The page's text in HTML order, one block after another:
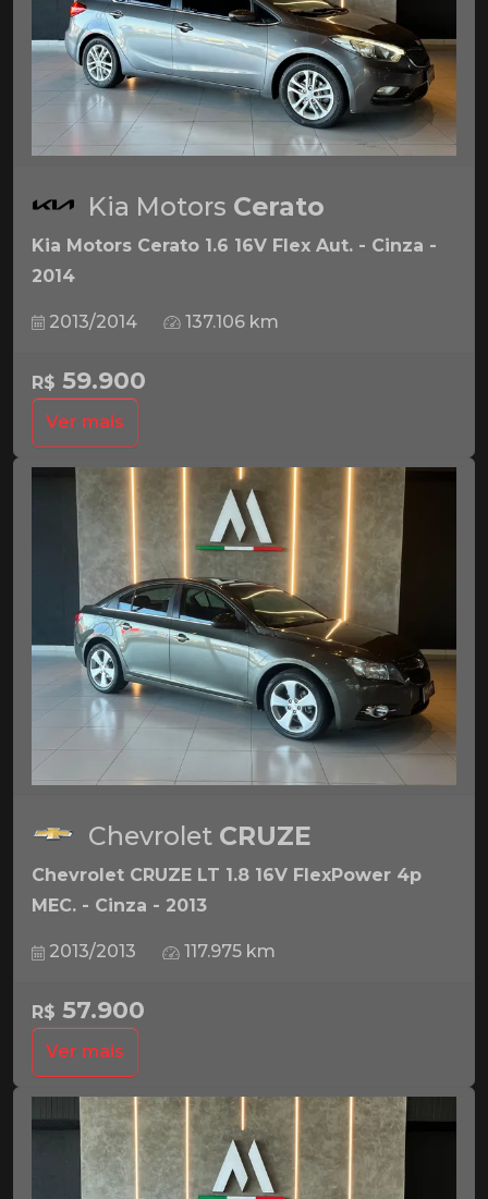
Kia Motors Cerato
Kia Motors Cerato 1.6 16V Flex Aut. - Cinza -
2014
2013/2014 137.106 km
R$ 59.900
Ver mais
Chevrolet CRUZE
Chevrolet CRUZE LT 1.8 16V FlexPower 4p
MEC. - Cinza - 2013
2013/2013 117.975 km
R$ 57.900
Ver mais